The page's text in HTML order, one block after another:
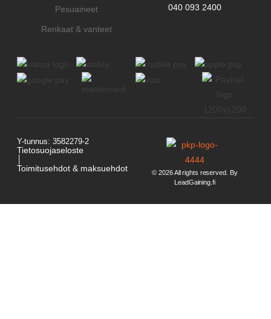
Pesuaineet
Renkaat & vanteet
040 093 2400
© 2026 All rights reserved. By
LeadGaining.fi
Y-tunnus: 3582279-2
Tietosuojaseloste
Toimitusehdot & maksuehdot